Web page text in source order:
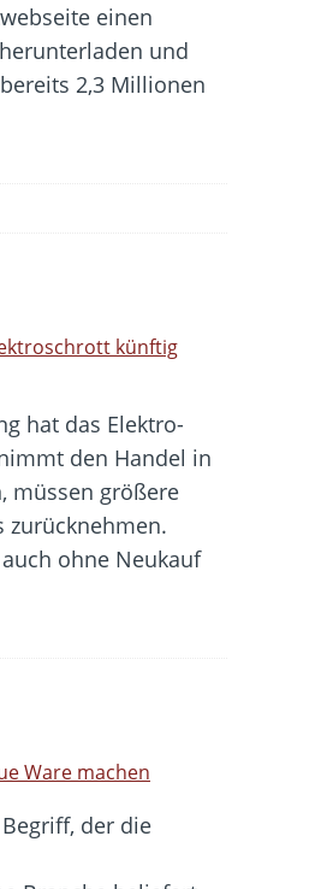
einen
und
2,3 Millionen
künftig
hat das Elektro-
den Handel in
müssen größere
zurücknehmen.
ohne Neukauf
Ware machen
der die